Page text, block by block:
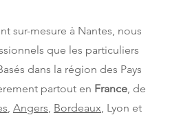
sur-mesure à Nantes, nous
que les particuliers
dans la région des Pays
partout en France, de
, Angers, Bordeaux, Lyon et